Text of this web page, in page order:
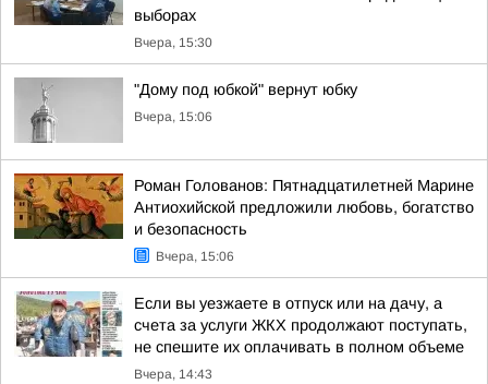
выборах
Вчера, 15:30
"Дому под юбкой" вернут юбку
Вчера, 15:06
Роман Голованов: Пятнадцатилетней Марине
Антиохийской предложили любовь, богатство
и безопасность
Вчера, 15:06
Если вы уезжаете в отпуск или на дачу, а
счета за услуги ЖКХ продолжают поступать,
не спешите их оплачивать в полном объеме
Вчера, 14:43